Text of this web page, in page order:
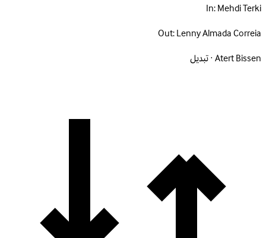
In:Mehdi Terki
Out:Lenny Almada Correia
Atert Bissen · تبديل